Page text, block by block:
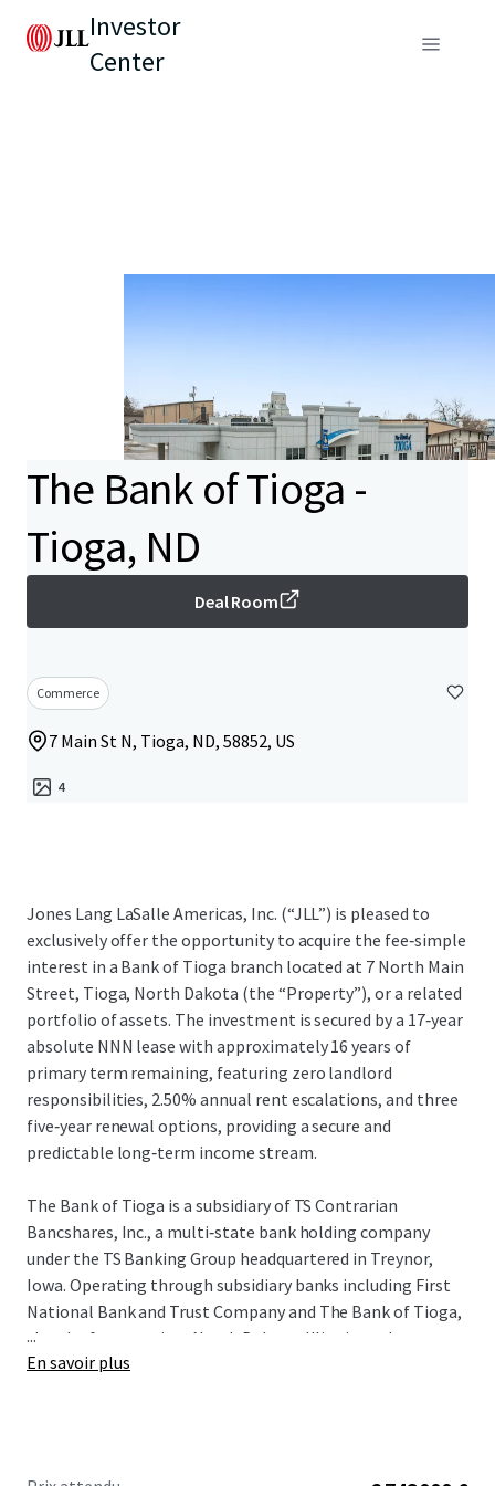
Investor
Center
The Bank of Tioga -
Tioga, ND
Deal Room
Commerce
7 Main St N, Tioga, ND, 58852, US
4
Jones Lang LaSalle Americas, Inc. (“JLL”) is pleased to
exclusively offer the opportunity to acquire the fee‑simple
interest in a Bank of Tioga branch located at 7 North Main
Street, Tioga, North Dakota (the “Property”), or a related
portfolio of assets. The investment is secured by a 17‑year
absolute NNN lease with approximately 16 years of
primary term remaining, featuring zero landlord
responsibilities, 2.50% annual rent escalations, and three
five‑year renewal options, providing a secure and
predictable long‑term income stream.
The Bank of Tioga is a subsidiary of TS Contrarian
Bancshares, Inc., a multi‑state bank holding company
under the TS Banking Group headquartered in Treynor,
Iowa. Operating through subsidiary banks including First
National Bank and Trust Company and The Bank of Tioga,
the platform services North Dakota, Illinois, and
Wisconsin. As of December 31, 2025, the guarantor
...
En savoir plus